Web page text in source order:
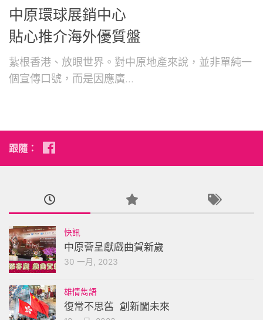
中原環球展銷中心
貼心推介海外優質盤
紥根香港、放眼世界。對中原地產來說，並非單純一
個宣傳口號，而是因應廣...
跟隨：
快訊
中原薈呈獻戲曲賀新歲
30 一月, 2023
雄情雋語
復常不思舊 創新闖未來